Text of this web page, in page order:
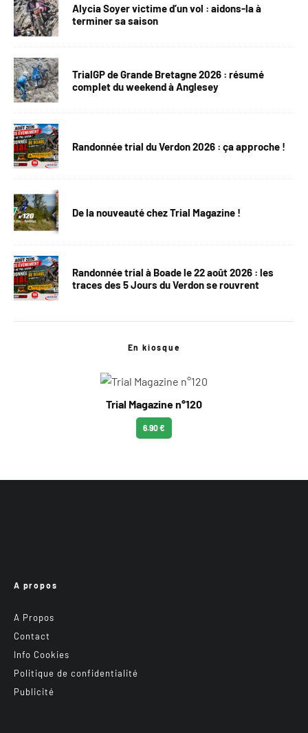
Alycia Soyer victime d’un vol : aidons-la à
terminer sa saison
TrialGP de Grande Bretagne 2026 : résumé
complet du weekend à Anglesey
Randonnée trial du Verdon 2026 : ça approche !
De la nouveauté chez Trial Magazine !
Randonnée trial à Boade le 22 août 2026 : les
traces des 5 Jours du Verdon se rouvrent
En kiosque
Trial Magazine n°120
6.90 €
A propos
A Propos
Contact
Info Cookies
Politique de confidentialité
Publicité